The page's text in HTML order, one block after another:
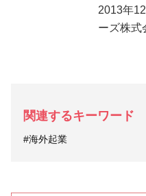
2013年
ーズ株式
関連するキーワード
#海外起業